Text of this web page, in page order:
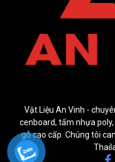
Vật Liệu An Vinh -
cenboard, tấm nhựa
gỗ cao cấp. Chúng tôi